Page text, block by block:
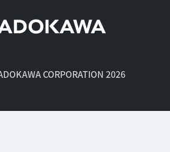
CORPORATION 2026